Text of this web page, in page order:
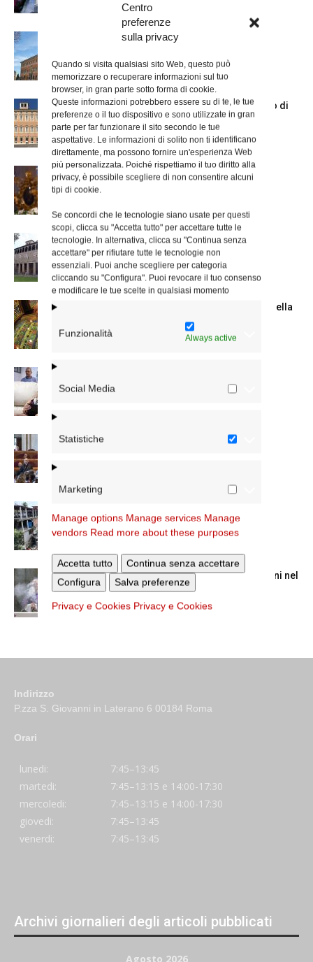
Centro
preferenze
sulla privacy
Quando si visita qualsiasi sito Web, questo può
memorizzare o recuperare informazioni sul tuo
browser, in gran parte sotto forma di cookie.
Queste informazioni potrebbero essere su di te, le tue
preferenze o il tuo dispositivo e sono utilizzate in gran
parte per far funzionare il sito secondo le tue
aspettative. Le informazioni di solito non ti identificano
direttamente, ma possono fornire un'esperienza Web
più personalizzata. Poiché rispettiamo il tuo diritto alla
privacy, è possibile scegliere di non consentire alcuni
tipi di cookie.
Se concordi che le tecnologie siano usate per questi
scopi, clicca su "Accetta tutto" per accettare tutte le
tecnologie. In alternativa, clicca su "Continua senza
accettare" per rifiutare tutte le tecnologie non
essenziali. Puoi anche scegliere per categoria
cliccando su "Configura". Puoi revocare il tuo consenso
e modificare le tue scelte in qualsiasi momento
Funzionalità Always active
Social Media
Statistiche
Marketing
Manage options Manage services Manage
vendors Read more about these purposes
Accetta tutto
Continua senza accettare
Configura
Salva preferenze
Privacy e Cookies Privacy e Cookies
Nuove nomine nella diocesi di Roma
Chiusura estiva degli Uffici del Vicariato di
Roma
La Madonna della Neve a Santa Maria
Maggiore
La Giornata mondiale dei nonni e degli
anziani: l’omelia del cardinale...
Azzardo: a Termini il centro d’ascolto della
nonni e...
Dichiarazione di Roma, l’intervento del
cardinale Reina
La Messa in suffragio del cardinale Ruini nel
trigesimo della morte
Indirizzo
P.zza S. Giovanni in Laterano 6 00184 Roma
Orari
lunedi:
7:45–13:45
martedi:
7:45–13:15 e 14:00-17:30
mercoledi:
7:45–13:15 e 14:00-17:30
giovedi:
7:45–13:45
venerdi:
7:45–13:45
Archivi giornalieri degli articoli pubblicati
Agosto 2026